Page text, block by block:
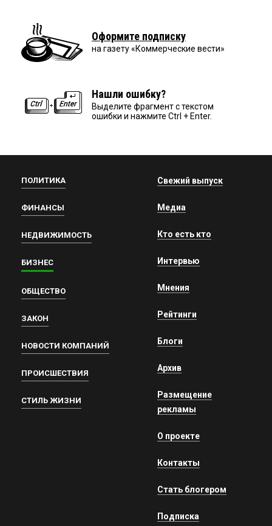
Оформите подписку
на газету «Коммерческие вести»
Нашли ошибку?
Выделите фрагмент с текстом
ошибки и нажмите Ctrl + Enter.
ПОЛИТИКА
ФИНАНСЫ
НЕДВИЖИМОСТЬ
БИЗНЕС
ОБЩЕСТВО
ЗАКОН
НОВОСТИ КОМПАНИЙ
ПРОИСШЕСТВИЯ
СТИЛЬ ЖИЗНИ
Свежий выпуск
Медиа
Кто есть кто
Интервью
Мнения
Рейтинги
Блоги
Архив
Размещение
рекламы
О проекте
Контакты
Стать блогером
Подписка